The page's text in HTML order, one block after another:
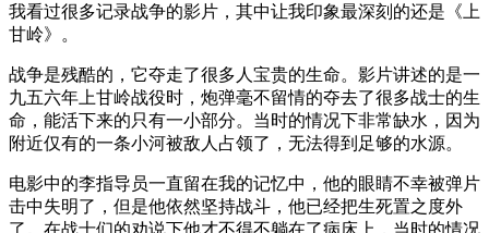
我看过很多记录战争的影片，其中让我印象最深刻的还是《上
甘岭》。
战争是残酷的，它夺走了很多人宝贵的生命。影片讲述的是一
九五六年上甘岭战役时，炮弹毫不留情的夺去了很多战士的生
命，能活下来的只有一小部分。当时的情况下非常缺水，因为
附近仅有的一条小河被敌人占领了，无法得到足够的水源。
电影中的李指导员一直留在我的记忆中，他的眼睛不幸被弹片
击中失明了，但是他依然坚持战斗，他已经把生死置之度外
了。在战士们的劝说下他才不得不躺在了病床上，当时的情况